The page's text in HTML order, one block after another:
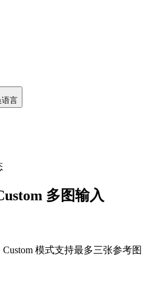
语言
多图输入
模式支持最多三张参考图